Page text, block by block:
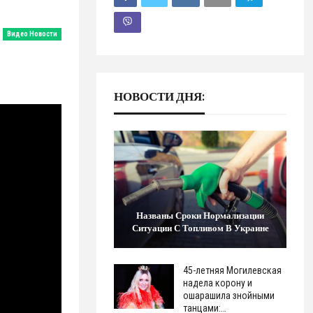
Видео Новости
НОВОСТИ ДНЯ:
Названы Сроки Нормализации
Ситуации С Топливом В Украине
45-летняя Могилевская
надела корону и
ошарашила знойными
танцами:…